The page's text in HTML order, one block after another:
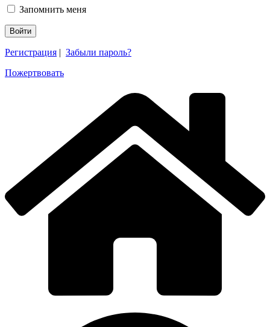
Запомнить меня
Регистрация | Забыли пароль?
Пожертвовать